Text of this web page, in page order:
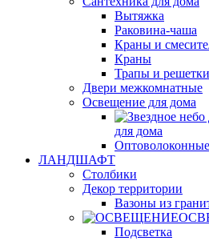
Вытяжка
Раковина-чаша
Краны и
Краны
Трапы и решетки
Двери межкомнатные
Освещение для дома
для дома
ЛАНДШАФТ
Столбики
Декор территории
Вазоны из
Подсветка